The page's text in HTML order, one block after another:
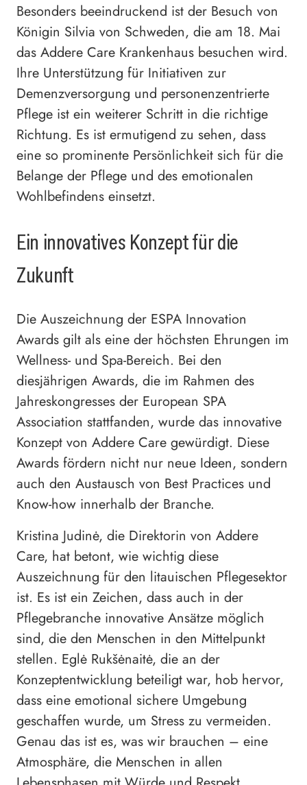
Besonders beeindruckend ist der Besuch von
Königin Silvia von Schweden, die am 18. Mai
das Addere Care Krankenhaus besuchen wird.
Ihre Unterstützung für Initiativen zur
Demenzversorgung und personenzentrierte
Pflege ist ein weiterer Schritt in die richtige
Richtung. Es ist ermutigend zu sehen, dass
eine so prominente Persönlichkeit sich für die
Belange der Pflege und des emotionalen
Wohlbefindens einsetzt.
Ein innovatives Konzept für die
Zukunft
Die Auszeichnung der ESPA Innovation
Awards gilt als eine der höchsten Ehrungen im
Wellness- und Spa-Bereich. Bei den
diesjährigen Awards, die im Rahmen des
Jahreskongresses der European SPA
Association stattfanden, wurde das innovative
Konzept von Addere Care gewürdigt. Diese
Awards fördern nicht nur neue Ideen, sondern
auch den Austausch von Best Practices und
Know-how innerhalb der Branche.
Kristina Judinė, die Direktorin von Addere
Care, hat betont, wie wichtig diese
Auszeichnung für den litauischen Pflegesektor
ist. Es ist ein Zeichen, dass auch in der
Pflegebranche innovative Ansätze möglich
sind, die den Menschen in den Mittelpunkt
stellen. Eglė Rukšėnaitė, die an der
Konzeptentwicklung beteiligt war, hob hervor,
dass eine emotional sichere Umgebung
geschaffen wurde, um Stress zu vermeiden.
Genau das ist es, was wir brauchen – eine
Atmosphäre, die Menschen in allen